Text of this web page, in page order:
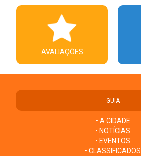
AVALIAÇÕES
GUIA
• A CIDADE
• NOTÍCIAS
• EVENTOS
• CLASSIFICADOS